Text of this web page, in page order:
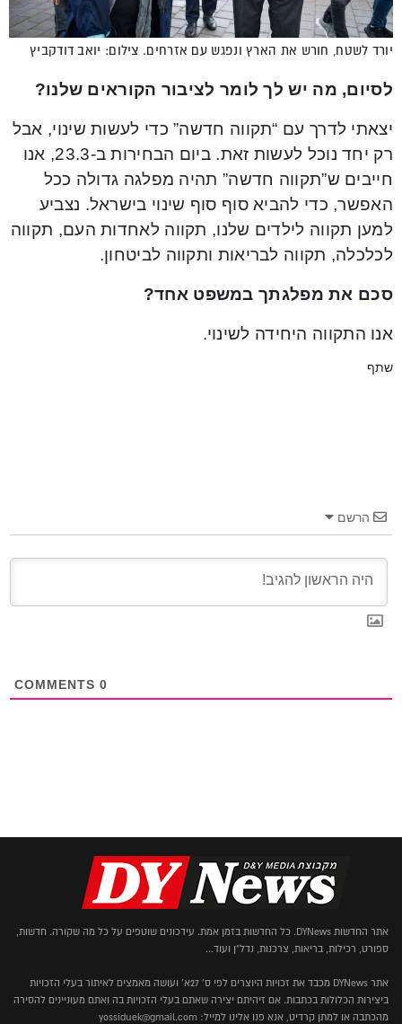
יורד לשטח, חורש את הארץ ונפגש עם אזרחים. צילום: יואב דודקביץ
לסיום, מה יש לך לומר לציבור הקוראים שלנו?
יצאתי לדרך עם “תקווה חדשה” כדי לעשות שינוי, אבל
רק יחד נוכל לעשות זאת. ביום הבחירות ב-23.3, אנו
חייבים ש”תקווה חדשה” תהיה מפלגה גדולה ככל
האפשר, כדי להביא סוף סוף שינוי בישראל. נצביע
למען תקווה לילדים שלנו, תקווה לאחדות העם, תקווה
לכלכלה, תקווה לבריאות ותקווה לביטחון.
סכם את מפלגתך במשפט אחד?
אנו התקווה היחידה לשינוי.
שתף
הרשם
0
אתר החדשות DYNews. כל החדשות בזמן אמת. עידכונים שוטפים על כל מה שקורה. חדשות,
ספורט, רכילות, בריאות, צרכנות, נדל"ן ועוד...
אתר DYNews מכבד את זכויות היוצרים לפי ס' 27א' ועושה מאמצים לאיתור בעלי הזכויות
ביצירות הכלולות בכתבות. אם זיהיתם יצירה שאתם בעלי הזכויות בה ואתם מעוניינים להסירה
מהכתבה או למתן קרדיט, אנא פנו אלינו למייל: yossiduek@gmail.com